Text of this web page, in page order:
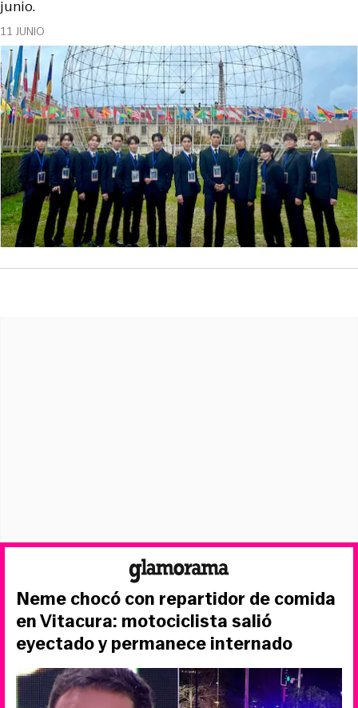
11 JUNIO
junio.
Neme chocó con repartidor de comida
en Vitacura: motociclista salió
eyectado y permanece internado